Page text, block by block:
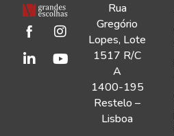
Rua
Gregório
Lopes, Lote
1517 R/C
A
1400-195
Restelo –
Lisboa